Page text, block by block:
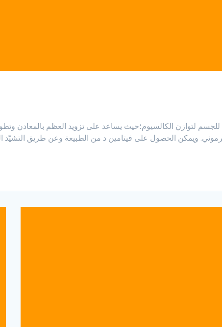
ويمكن الحصول على فيتامين د من الطبيعة وعن طريق التشيّد